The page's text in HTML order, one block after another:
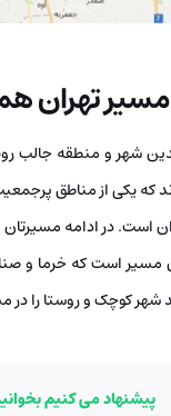
تهران
شهر و منطقه جالب
یکی از مناطق
است. در ادامه مسیرتان
مسیر است که خرما و
شهر کوچک و روستا را
پیشنهاد می کنیم